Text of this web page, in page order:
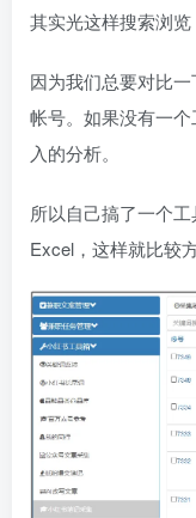
其实光这样搜索浏览
因为我们总要对比
帐号。如果没有一
入的分析。
所以自己搞了一个
Excel，这样就比较方